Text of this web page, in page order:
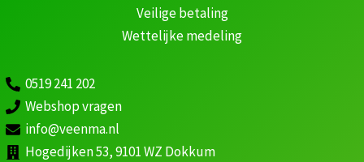
Veilige betaling
Wettelijke medeling
0519 241 202
Webshop vragen
info@veenma.nl
Hogedijken 53, 9101 WZ Dokkum